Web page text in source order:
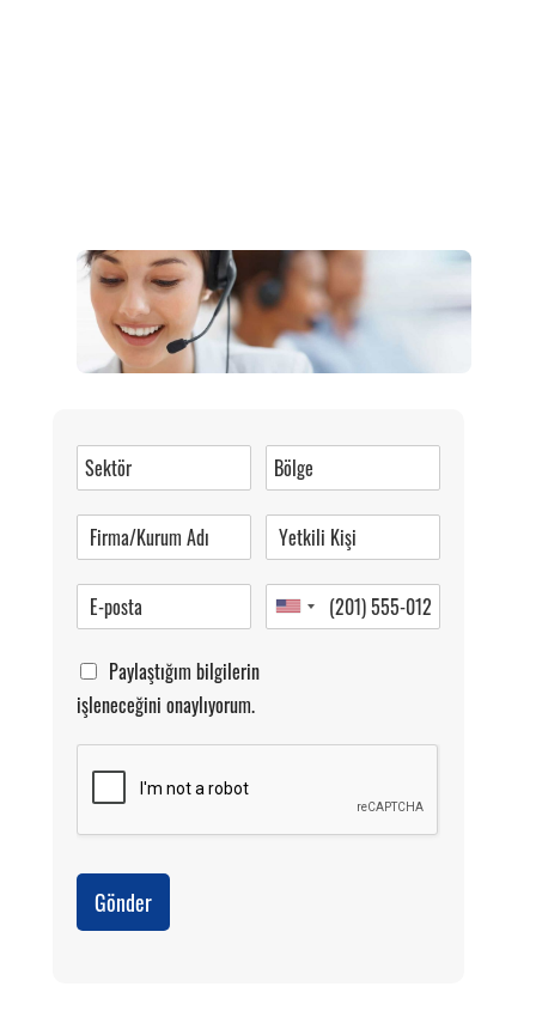
0 (216) 462 49 34
Pazartesi-Cumartesi 09.00-20.00
Paylaştığım bilgilerin
işleneceğini onaylıyorum.
Gönder